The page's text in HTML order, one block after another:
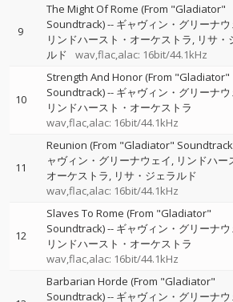
9
The Might Of Rome (From "Gladiator"
Soundtrack)-- ギャヴィン・グリーナウ
リンドハースト・オーケストラ
リサ・
ルド
wav,flac,alac: 16bit/44.1kHz
10
Strength And Honor (From "Gladiator"
Soundtrack)-- ギャヴィン・グリーナウ
リンドハースト・オーケストラ
wav,flac,alac: 16bit/44.1kHz
11
Reunion (From "Gladiator"
ャヴィン・グリーナウェイ
リンドハー
オーケストラ
リサ・ジェラルド
wav,flac,alac: 16bit/44.1kHz
12
Slaves To Rome (From "Gladiator"
Soundtrack)-- ギャヴィン・グリーナウ
リンドハースト・オーケストラ
wav,flac,alac: 16bit/44.1kHz
Barbarian Horde (From "Gladiator"
Soundtrack)-- ギャヴィン・グリーナウ